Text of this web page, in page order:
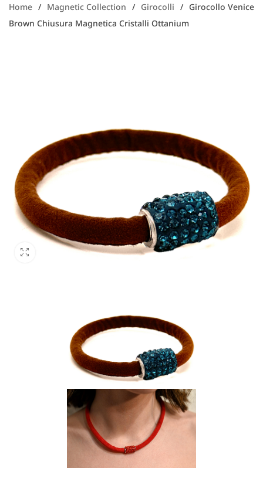
Home / Magnetic Collection / Girocolli / Girocollo Venice
Brown Chiusura Magnetica Cristalli Ottanium